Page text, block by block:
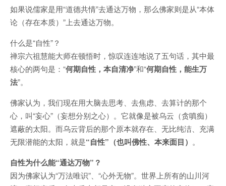
如果说儒家是用“道德共情”去通达万物，那么佛家则是从“本体
论（存在本质）”上去通达万物。
什么是“自性”？
禅宗六祖慧能大师在顿悟时，惊叹连连地说了五句话，其中最
核心的两句是：“何期自性，本自清净”和“何期自性，能生万
法”。
佛家认为，我们现在用大脑去思考、去焦虑、去算计的那个
心，叫“妄心”（妄想分别之心）。它就像是被乌云（贪嗔痴）
遮蔽的太阳。而乌云背后的那个原本就存在、无比纯洁、充满
无限潜能的太阳，就是“自性”（也叫佛性、本来面目） 。
自性为什么能“通达万物”？
因为佛家认为“万法唯识”、“心外无物”。世界上所有的山川河